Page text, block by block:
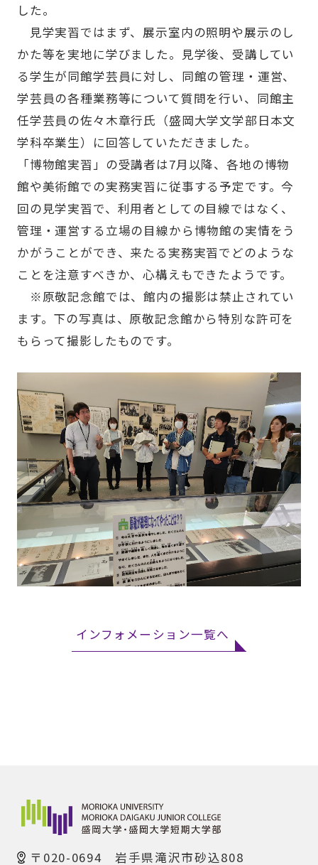
した。
見学実習ではまず、展示室内の照明や展示のし
かた等を実地に学びました。見学後、受講してい
る学生が同館学芸員に対し、同館の管理・運営、
学芸員の各種業務等について質問を行い、同館主
任学芸員の佐々木章行氏（盛岡大学文学部日本文
学科卒業生）に回答していただきました。
「博物館実習」の受講者は7月以降、各地の博物
館や美術館での実務実習に従事する予定です。今
回の見学実習で、利用者としての目線ではなく、
管理・運営する立場の目線から博物館の実情をう
かがうことができ、来たる実務実習でどのような
ことを注意すべきか、心構えもできたようです。
※原敬記念館では、館内の撮影は禁止されてい
ます。下の写真は、原敬記念館から特別な許可を
もらって撮影したものです。
インフォメーション一覧へ
〒020-0694 岩手県滝沢市砂込808